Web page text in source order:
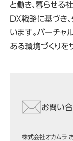
と働き、暮らせる
DX戦略に基づき
います。バーチャ
ある環境づくりを
お問い
株式会社オカムラ